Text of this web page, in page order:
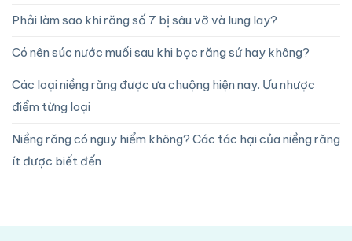
Phải làm sao khi răng số 7 bị sâu vỡ và lung lay?
Có nên súc nước muối sau khi bọc răng sứ hay không?
Các loại niềng răng được ưa chuộng hiện nay. Ưu nhược
điểm từng loại
Niềng răng có nguy hiểm không? Các tác hại của niềng răng
ít được biết đến